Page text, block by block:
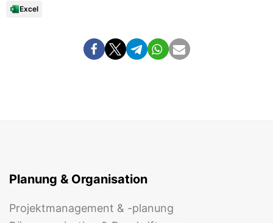
Excel
Planung & Organisation
Projektmanagement & -planung